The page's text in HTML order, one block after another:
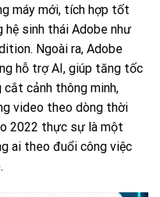
máy mới, tích hợp tốt
hệ sinh thái Adobe như
Ngoài ra, Adobe
hỗ trợ AI, giúp tăng tốc
cảnh thông minh,
video theo dòng thời
2022 thực sự là một
ai theo đuổi công việc